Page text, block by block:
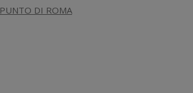
PUNTO DI ROMA